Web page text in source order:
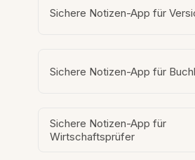
Sichere Notizen-App für
Sichere Notizen-App für
Sichere Notizen-App für
Wirtschaftsprüfer